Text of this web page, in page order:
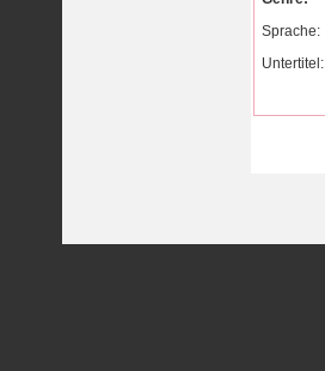
Sprache:
Untertitel: